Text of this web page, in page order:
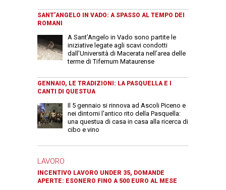
SANT’ANGELO IN VADO: A SPASSO AL TEMPO DEI
ROMANI
A Sant’Angelo in Vado sono partite le
iniziative legate agli scavi condotti
dall’Università di Macerata nell’area delle
terme di Tifernum Mataurense
GENNAIO, LE TRADIZIONI: LA PASQUELLA E I
CANTI DI QUESTUA
Il 5 gennaio si rinnova ad Ascoli Piceno e
nei dintorni l'antico rito della Pasquella:
una questua di casa in casa alla ricerca di
cibo e vino
LAVORO
INCENTIVO LAVORO UNDER 35, DOMANDE
APERTE: ESONERO FINO A 500 EURO AL MESE